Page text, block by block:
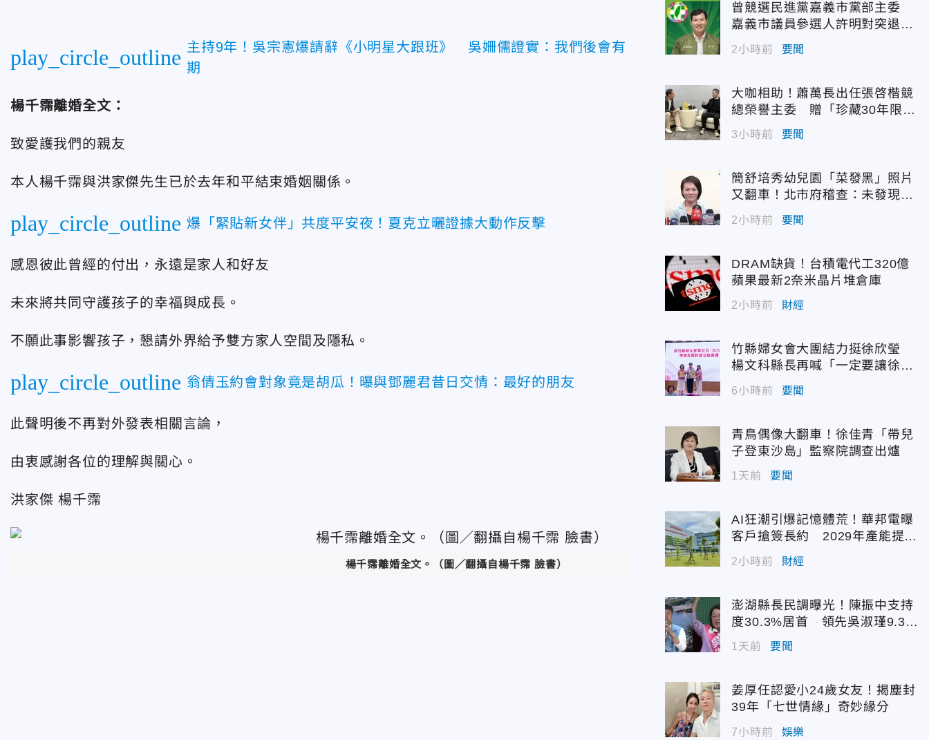
play_circle_outline 主持9年！吳宗憲爆請辭《小明星大跟班》 吳姍儒證實：我們後會有
期
楊千霈離婚全文：
致愛護我們的親友
本人楊千霈與洪家傑先生已於去年和平結束婚姻關係。
play_circle_outline 爆「緊貼新女伴」共度平安夜！夏克立曬證據大動作反擊
感恩彼此曾經的付出，永遠是家人和好友
未來將共同守護孩子的幸福與成長。
不願此事影響孩子，懇請外界給予雙方家人空間及隱私。
play_circle_outline 翁倩玉約會對象竟是胡瓜！曝與鄧麗君昔日交情：最好的朋友
此聲明後不再對外發表相關言論，
由衷感謝各位的理解與關心。
洪家傑 楊千霈
楊千霈離婚全文。（圖／翻攝自楊千霈 臉書）
曾競選民進黨嘉義市黨部主委
嘉義市議員參選人許明對突退
選！
2小時前 要聞
大咖相助！蕭萬長出任張啓楷競
總榮譽主委 贈「珍藏30年限量
錶」
3小時前 要聞
簡舒培秀幼兒園「菜發黑」照片
又翻車！北市府稽查：未發現異
狀
2小時前 要聞
DRAM缺貨！台積電代工320億
蘋果最新2奈米晶片堆倉庫
2小時前 財經
竹縣婦女會大團結力挺徐欣瑩
楊文科縣長再喊「一定要讓徐欣
瑩當選」
6小時前 要聞
青鳥偶像大翻車！徐佳青「帶兒
子登東沙島」監察院調查出爐
1天前 要聞
AI狂潮引爆記憶體荒！華邦電曝
客戶搶簽長約 2029年產能提前
被鎖定
2小時前 財經
澎湖縣長民調曝光！陳振中支持
度30.3%居首 領先吳淑瑾9.3個
百分點
1天前 要聞
姜厚任認愛小24歲女友！揭塵封
39年「七世情緣」奇妙緣分
7小時前 娛樂